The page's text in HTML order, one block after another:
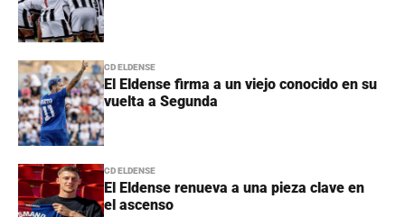
CD ELDENSE
El Eldense firma a un viejo conocido en su
vuelta a Segunda
CD ELDENSE
El Eldense renueva a una pieza clave en
el ascenso